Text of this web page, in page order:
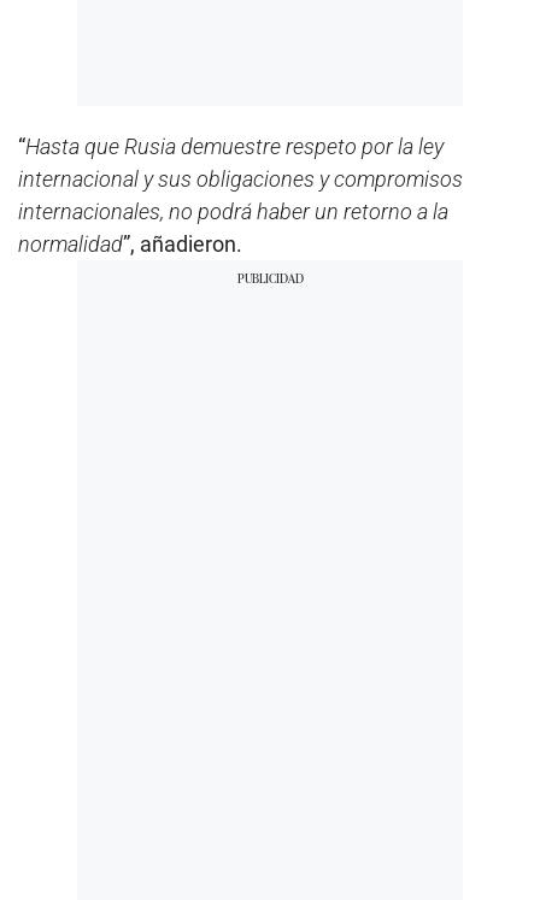
“Hasta que Rusia demuestre respeto por la ley
internacional y sus obligaciones y compromisos
internacionales, no podrá haber un retorno a la
normalidad”, añadieron.